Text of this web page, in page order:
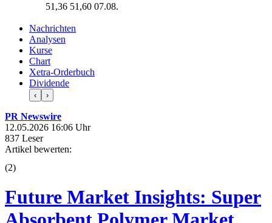
51,36 51,60 07.08.
Nachrichten
Analysen
Kurse
Chart
Xetra-Orderbuch
Dividende
‹ ›
PR Newswire
12.05.2026 16:06 Uhr
837 Leser
Artikel bewerten:
(2)
Future Market Insights: Super